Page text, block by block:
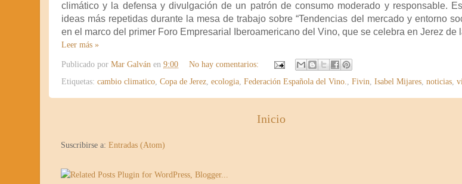
climático y la defensa y divulgación de un patrón de consumo moderado y responsable.
ideas más repetidas durante la mesa de trabajo sobre “Tendencias del mercado y entorno
en el marco del primer Foro Empresarial Iberoamericano del Vino, que se celebra en Jerez de
Leer más »
Publicado por Mar Galván en 9:00
No hay comentarios:
Etiquetas: cambio climatico, Copa de Jerez, ecologia, Federación Española del Vino., Fivin, Isabel Mijares, noticias,
Inicio
Suscribirse a: Entradas (Atom)